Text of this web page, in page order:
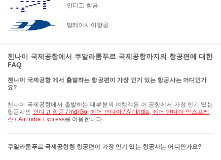
인디고 항공
말레이시아항공
첸나이 국제공항에서 쿠알라룸푸르 국제공항까지의 항공편에 대한
FAQ
첸나이 국제공항 에서 출발하는 항공편이 가장 인기 있는 항공사는 어디인가
요?
첸나이 국제공항에서 출발하는 대부분의 여행객은 이 공항에서 가장 인기 있는
항공사인 인디고 항공 / IndiGo,에어 인디아 / Air India, 에어 인디아 익스프레
스 / Air India Express를 이용합니다.
쿠알라룸푸르 국제공항행 항공편이 가장 인기 있는 항공사는 어디인가요?